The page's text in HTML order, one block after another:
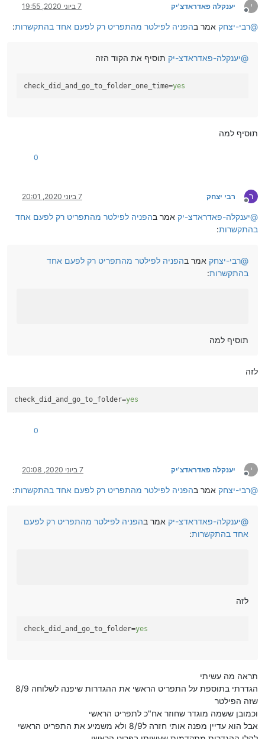
י
מנותק
יענקלה פאדראדצ'יק 7 ביוני 2020, 19:55
@רבי-יצחק אמר בהפניה לפילטר מהתפריט רק לפעם אחד בהתקשרות:
@יענקלה-פאדראדצ-יק תוסיף את הקוד הזה
check_did_and_go_to_folder_one_time=yes
תוסיף למה
0
ר
מנותק
רבי יצחק 7 ביוני 2020, 20:01
@יענקלה-פאדראדצ-יק אמר בהפניה לפילטר מהתפריט רק לפעם אחד
בהתקשרות:
@רבי-יצחק אמר בהפניה לפילטר מהתפריט רק לפעם אחד
בהתקשרות:
תוסיף למה
לזה
check_did_and_go_to_folder=yes
0
י
מנותק
יענקלה פאדראדצ'יק 7 ביוני 2020, 20:08
@רבי-יצחק אמר בהפניה לפילטר מהתפריט רק לפעם אחד בהתקשרות:
@יענקלה-פאדראדצ-יק אמר בהפניה לפילטר מהתפריט רק לפעם
אחד בהתקשרות:
לזה
check_did_and_go_to_folder=yes
תראה מה עשיתי
הגדרתי בתוספת על התפריט הראשי את ההגדרות שיפנה לשלוחה 8/9
שזה הפילטר
וכמובן ששמה מוגדר שחוזר אח"כ לתפריט הראשי
אבל הוא עדיין מפנה אותי חזרה ל8/9 ולא משמיע את התפריט הראשי